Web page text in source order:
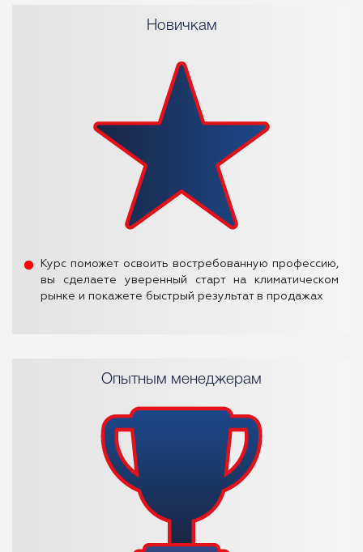
Новичкам
Курс поможет освоить востребованную профессию,
вы сделаете уверенный старт на климатическом
рынке и покажете быстрый результат в продажах
Опытным менеджерам